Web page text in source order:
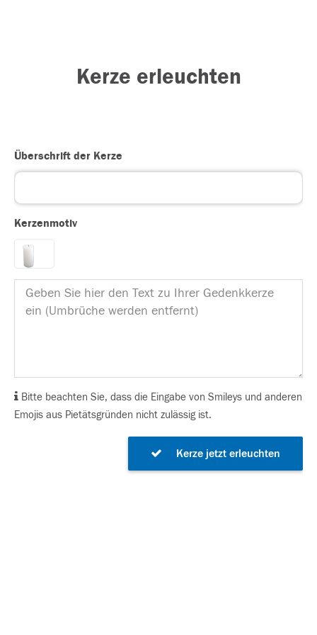
Kerze erleuchten
Überschrift der Kerze
Kerzenmotiv
Bitte beachten Sie, dass die Eingabe von Smileys und anderen
Emojis aus Pietätsgründen nicht zulässig ist.
Kerze jetzt erleuchten